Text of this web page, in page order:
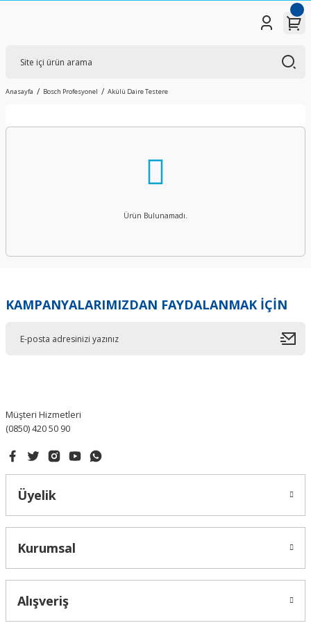
Anasayfa Bosch Profesyonel Akülü Daire Testere
Ürün Bulunamadı.
KAMPANYALARIMIZDAN FAYDALANMAK İÇİN
Müşteri Hizmetleri
(0850) 420 50 90
Üyelik
Kurumsal
Alışveriş